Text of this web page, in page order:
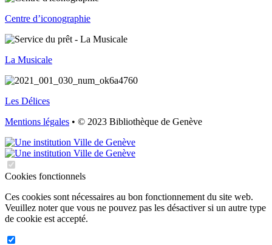
Centre d’iconographie
La Musicale
Les Délices
Mentions légales • © 2023 Bibliothèque de Genève
Cookies fonctionnels
Ces cookies sont nécessaires au bon fonctionnement du site web.
Veuillez noter que vous ne pouvez pas les désactiver si un autre type
de cookie est accepté.